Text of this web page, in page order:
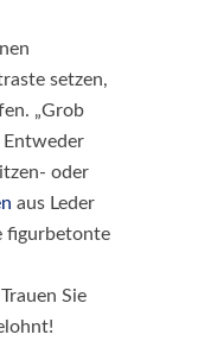
setzen,
„Grob
Entweder
oder
aus Leder
figurbetonte
Sie